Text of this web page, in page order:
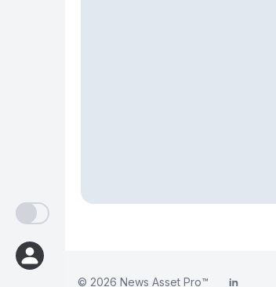
© 2026 News Asset Pro™